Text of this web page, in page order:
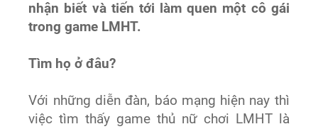
nhận biết và tiến tới làm quen một cô gái
trong game LMHT.
Tìm họ ở đâu?
Với những diễn đàn, báo mạng hiện nay thì
việc tìm thấy game thủ nữ chơi LMHT là